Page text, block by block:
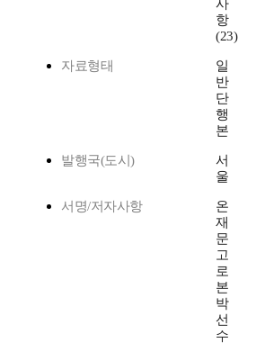
사
항
(23)
자료형태
일
반
단
행
본
발행국(도시)
서
울
서명/저자사항
온
재
문
고
로
본
박
선
수